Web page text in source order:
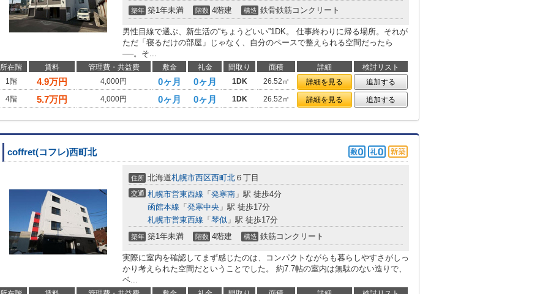
築年 築1年未満 階数 4階建 構造 鉄骨鉄筋コンクリート
男性目線で選ぶ、新生活の“ちょうどいい”1DK。 仕事終わりに帰る場所。それが
ただ「寝るだけの部屋」じゃなく、自分のペースで整えられる空間だったら
──。そ...
所在階 賃料 管理費・共益費 敷金 礼金 間取り 面積 詳細
検討リスト
1階
4.9万円 4,000円 0ヶ月 0ヶ月 1DK 26.52㎡ 詳細を見る
追加する
4階
5.7万円 4,000円 0ヶ月 0ヶ月 1DK 26.52㎡ 詳細を見る 追加する
coffret(コフレ)西町北
住所 北海道札幌市西区西町北 ６丁目
交通 札幌市営東西線 「 発寒南 」駅 徒歩4分
函館本線 「 発寒中央 」駅 徒歩17分
札幌市営東西線 「 琴似 」駅 徒歩17分
築年 築1年未満 階数 4階建 構造 鉄筋コンクリート
実際に室内を確認してまず感じたのは、コンパクトながらも暮らしやすさがしっ
かり考えられた空間だということでした。 約7.7帖の室内は無駄のない造りで、
ベ...